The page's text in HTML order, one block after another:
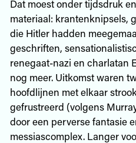
Dat moest onder tijdsdruk
materiaal: krantenknipsels,
die Hitler hadden
geschriften,
renegaat-nazi en charlatan
nog meer. Uitkomst waren
hoofdlijnen met elkaar
gefrustreerd (volgens
door een perverse fantasie
messiascomplex. Langer